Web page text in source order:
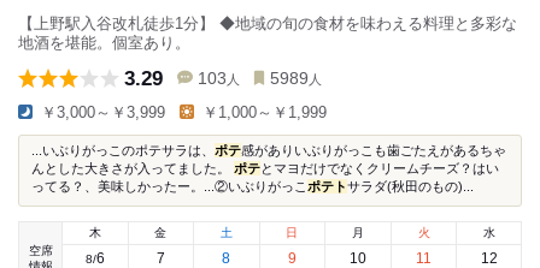
【上野駅入谷改札徒歩1分】 ◆地域の旬の食材を味わえる料理と多彩な
地酒を堪能。個室あり。
3.29 103 人 5989 人
￥3,000～￥3,999 ￥1,000～￥1,999
...いぶりがっこのポテサラは、 ポテ感がありいぶりがっこも歯ごたえがあるちゃ
んとした大きさが入ってました。 ポテとマヨだけでなくクリームチーズ？はい
ってる？、美味しかったー。...②いぶりがっこ ポテトサラダ(秋田のもの)...
空席
木
8/6
金
7
土
8
日
9
月
10
火
11
水
12